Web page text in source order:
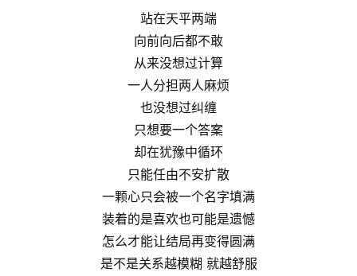
站在天平两端
向前向后都不敢
从来没想过计算
一人分担两人麻烦
也没想过纠缠
只想要一个答案
却在犹豫中循环
只能任由不安扩散
一颗心只会被一个名字填满
装着的是喜欢也可能是遗憾
怎么才能让结局再变得圆满
是不是关系越模糊 就越舒服